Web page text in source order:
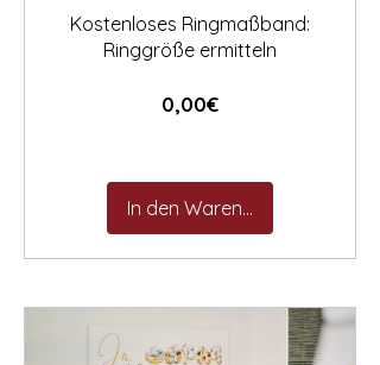
Kostenloses Ringmaßband:
Ringgröße ermitteln
0,00€Preis
In den Warenkorb